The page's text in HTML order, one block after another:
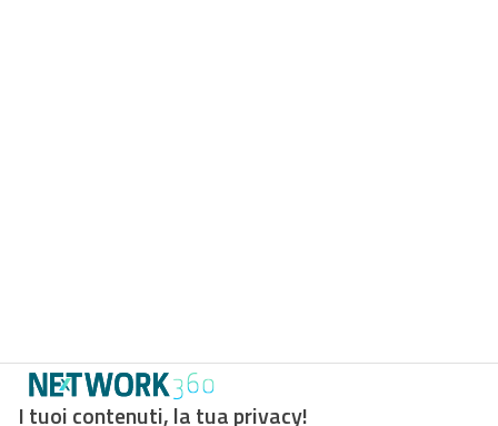
I tuoi contenuti, la tua privacy!